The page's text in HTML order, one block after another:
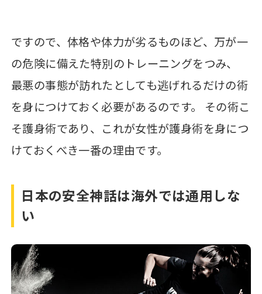
ですので、体格や体力が劣るものほど、万が一
の危険に備えた特別のトレーニングをつみ、
最悪の事態が訪れたとしても逃げれるだけの術
を身につけておく必要があるのです。 その術こ
そ護身術であり、これが女性が護身術を身につ
けておくべき一番の理由です。
日本の安全神話は海外では通用しな
い